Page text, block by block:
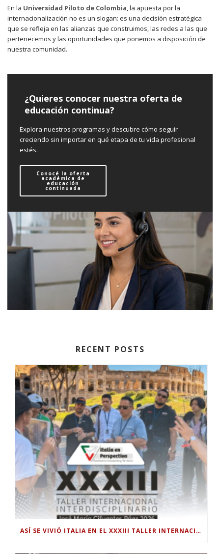
En la Universidad Piloto de Colombia, la apuesta por la
internacionalización no es un slogan: es una decisión estratégica
que se refleja en las alianzas que construimos, las redes a las que
pertenecemos y las oportunidades que ponemos a disposición de
nuestra comunidad.
¿Quieres conocer nuestra oferta de
educación continua?
Explora nuestros programas y descubre cómo seguir
creciendo sin importar en qué etapa de tu vida profesional
estés.
Conocé la oferta
académica de
educación
continuada
RECENT POSTS
ASÍ SE VIVIÓ ITALIA EN EL XXXIII TALLER INTERNACIONAL INTERDISCIPLINAR